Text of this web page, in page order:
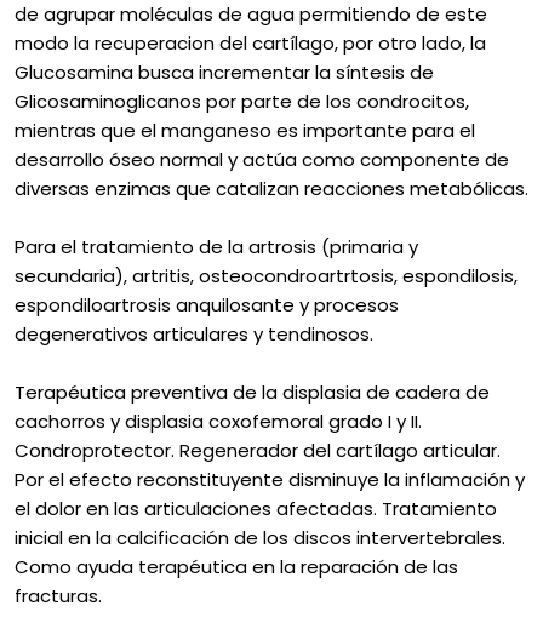
de agrupar moléculas de agua permitiendo de este
modo la recuperacion del cartílago, por otro lado, la
Glucosamina busca incrementar la síntesis de
Glicosaminoglicanos por parte de los condrocitos,
mientras que el manganeso es importante para el
desarrollo óseo normal y actúa como componente de
diversas enzimas que catalizan reacciones metabólicas.
Para el tratamiento de la artrosis (primaria y
secundaria), artritis, osteocondroartrtosis, espondilosis,
espondiloartrosis anquilosante y procesos
degenerativos articulares y tendinosos.
Terapéutica preventiva de la displasia de cadera de
cachorros y displasia coxofemoral grado I y II.
Condroprotector. Regenerador del cartílago articular.
Por el efecto reconstituyente disminuye la inflamación y
el dolor en las articulaciones afectadas. Tratamiento
inicial en la calcificación de los discos intervertebrales.
Como ayuda terapéutica en la reparación de las
fracturas.